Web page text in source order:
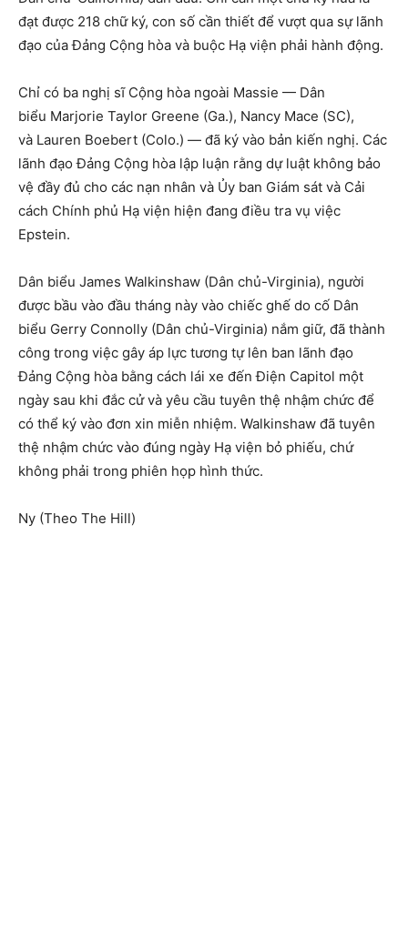
đạt được 218 chữ ký, con số cần thiết để vượt qua sự lãnh
đạo của Đảng Cộng hòa và buộc Hạ viện phải hành động.
Chỉ có ba nghị sĩ Cộng hòa ngoài Massie — Dân
biểu Marjorie Taylor Greene (Ga.), Nancy Mace (SC),
và Lauren Boebert (Colo.) — đã ký vào bản kiến ​​nghị. Các
lãnh đạo Đảng Cộng hòa lập luận rằng dự luật không bảo
vệ đầy đủ cho các nạn nhân và Ủy ban Giám sát và Cải
cách Chính phủ Hạ viện hiện đang điều tra vụ việc
Epstein.
Dân biểu James Walkinshaw (Dân chủ-Virginia), người
được bầu vào đầu tháng này vào chiếc ghế do cố Dân
biểu Gerry Connolly (Dân chủ-Virginia) nắm giữ, đã thành
công trong việc gây áp lực tương tự lên ban lãnh đạo
Đảng Cộng hòa bằng cách lái xe đến Điện Capitol một
ngày sau khi đắc cử và yêu cầu tuyên thệ nhậm chức để
có thể ký vào đơn xin miễn nhiệm. Walkinshaw đã tuyên
thệ nhậm chức vào đúng ngày Hạ viện bỏ phiếu, chứ
không phải trong phiên họp hình thức.
Ny (Theo The Hill)